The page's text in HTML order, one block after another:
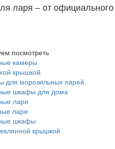
ларя – от
посмотреть
камеры
крышкой
для морозильных ларей
шкафы для дома
лари
лари
шкафы
крышкой